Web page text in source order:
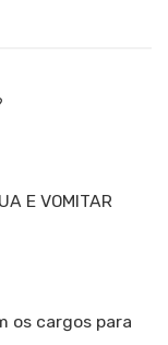
E VOMITAR
os cargos para